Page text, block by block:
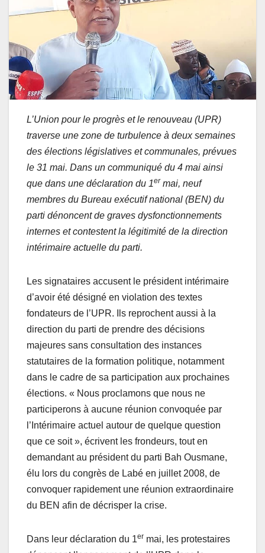
L’Union pour le progrès et le renouveau (UPR)
traverse une zone de turbulence à deux semaines
des élections législatives et communales, prévues
le 31 mai. Dans un communiqué du 4 mai ainsi
que dans une déclaration du 1er mai, neuf
membres du Bureau exécutif national (BEN) du
parti dénoncent de graves dysfonctionnements
internes et contestent la légitimité de la direction
intérimaire actuelle du parti.
Les signataires accusent le président intérimaire
d’avoir été désigné en violation des textes
fondateurs de l’UPR. Ils reprochent aussi à la
direction du parti de prendre des décisions
majeures sans consultation des instances
statutaires de la formation politique, notamment
dans le cadre de sa participation aux prochaines
élections. « Nous proclamons que nous ne
participerons à aucune réunion convoquée par
l’Intérimaire actuel autour de quelque question
que ce soit », écrivent les frondeurs, tout en
demandant au président du parti Bah Ousmane,
élu lors du congrès de Labé en juillet 2008, de
convoquer rapidement une réunion extraordinaire
du BEN afin de décrisper la crise.
Dans leur déclaration du 1er mai, les protestaires